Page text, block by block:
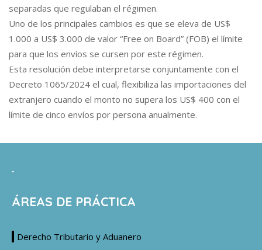
separadas que regulaban el régimen.
Uno de los principales cambios es que se eleva de US$
1.000 a US$ 3.000 de valor “Free on Board” (FOB) el límite
para que los envíos se cursen por este régimen.
Esta resolución debe interpretarse conjuntamente con el
Decreto 1065/2024 el cual, flexibiliza las importaciones del
extranjero cuando el monto no supera los US$ 400 con el
límite de cinco envíos por persona anualmente.
.
ÁREAS DE PRÁCTICA
Derecho Tributario y Aduanero